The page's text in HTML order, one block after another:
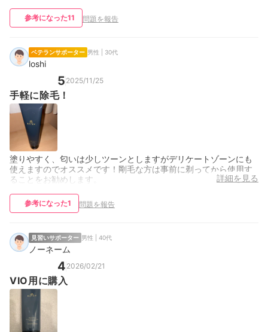
参考になった11 問題を報告
ベテランサポーター 男性 | 30代
loshi
5 2025/11/25
手軽に除毛！
塗りやすく、匂いは少しツーンとしますがデリケートゾーンにも
使えますのでオススメです！剛毛な方は事前に剃ってから使用す
ることをお勧めします。
詳細を見る
参考になった1 問題を報告
見習いサポーター 男性 | 40代
ノーネーム
4 2026/02/21
VIO用に購入